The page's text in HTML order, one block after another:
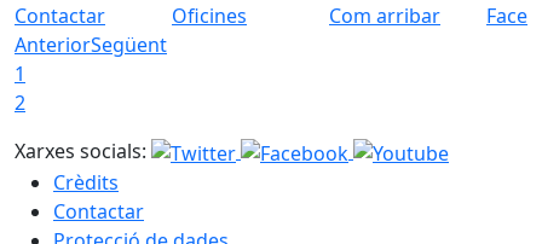
Contactar Oficines Com arribar
AnteriorSegüent
1
2
Xarxes socials:
Crèdits
Contactar